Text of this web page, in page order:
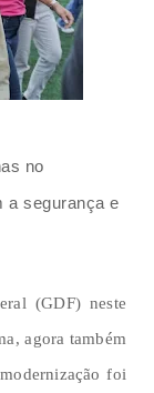
no
a segurança e
(GDF) neste
agora também
foi